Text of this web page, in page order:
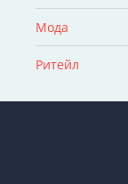
Мода
Ритейл